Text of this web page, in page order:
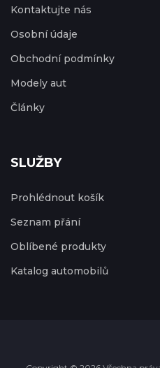
Kontaktujte nás
Osobní údaje
Obchodní podmínky
Modely aut
Články
SLUŽBY
Prohlédnout košík
Seznam přání
Oblíbené produkty
Katalog automobilů